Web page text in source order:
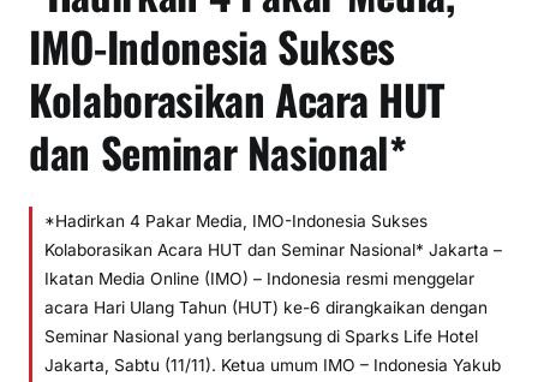
IMO-Indonesia Sukses
Kolaborasikan Acara HUT
dan Seminar Nasional*
*Hadirkan 4 Pakar Media, IMO-Indonesia Sukses
Kolaborasikan Acara HUT dan Seminar Nasional* Jakarta –
Ikatan Media Online (IMO) – Indonesia resmi menggelar
acara Hari Ulang Tahun (HUT) ke-6 dirangkaikan dengan
Seminar Nasional yang berlangsung di Sparks Life Hotel
Jakarta, Sabtu (11/11). Ketua umum IMO – Indonesia Yakub